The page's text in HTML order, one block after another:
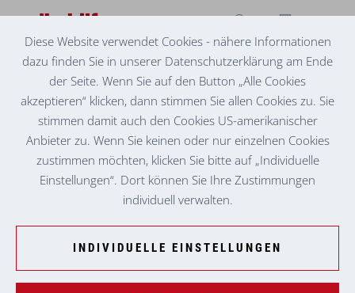
PFLEGE & BETREUUNG ZUHAUSE
KREATIVE KÖPFE FÜR DIE PFLEGE DER
ZUKUNFT
Nach einer großartigen Führungskräftetagung
, inspiriert
von Pflegekonzepten der etwas anderen Art, fand die
Klausur der Volkshilfe-Einsatzleiterinnen statt. Im
Mittelpunkt der zweitägigen Veranstaltung standen die
Diese Website verwendet Cookies - nähere Informationen
dazu finden Sie in unserer Datenschutzerklärung am Ende
der Seite. Wenn Sie auf den Button „Alle Cookies
akzeptieren“ klicken, dann stimmen Sie allen Cookies zu. Sie
stimmen damit auch den Cookies US-amerikanischer
Anbieter zu. Wenn Sie keinen oder nur einzelnen Cookies
zustimmen möchten, klicken Sie bitte auf „Individuelle
Einstellungen“. Dort können Sie Ihre Zustimmungen
individuell verwalten.
INDIVIDUELLE EINSTELLUNGEN